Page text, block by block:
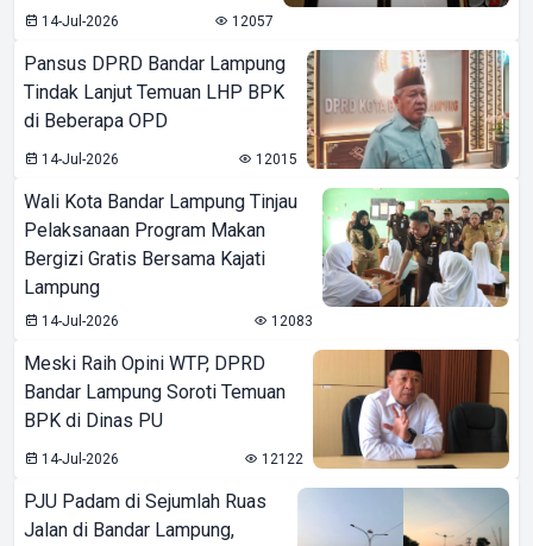
14-Jul-2026 12057
Pansus DPRD Bandar Lampung
Tindak Lanjut Temuan LHP BPK
di Beberapa OPD
14-Jul-2026 12015
Wali Kota Bandar Lampung Tinjau
Pelaksanaan Program Makan
Bergizi Gratis Bersama Kajati
Lampung
14-Jul-2026 12083
Meski Raih Opini WTP, DPRD
Bandar Lampung Soroti Temuan
BPK di Dinas PU
14-Jul-2026 12122
PJU Padam di Sejumlah Ruas
Jalan di Bandar Lampung,